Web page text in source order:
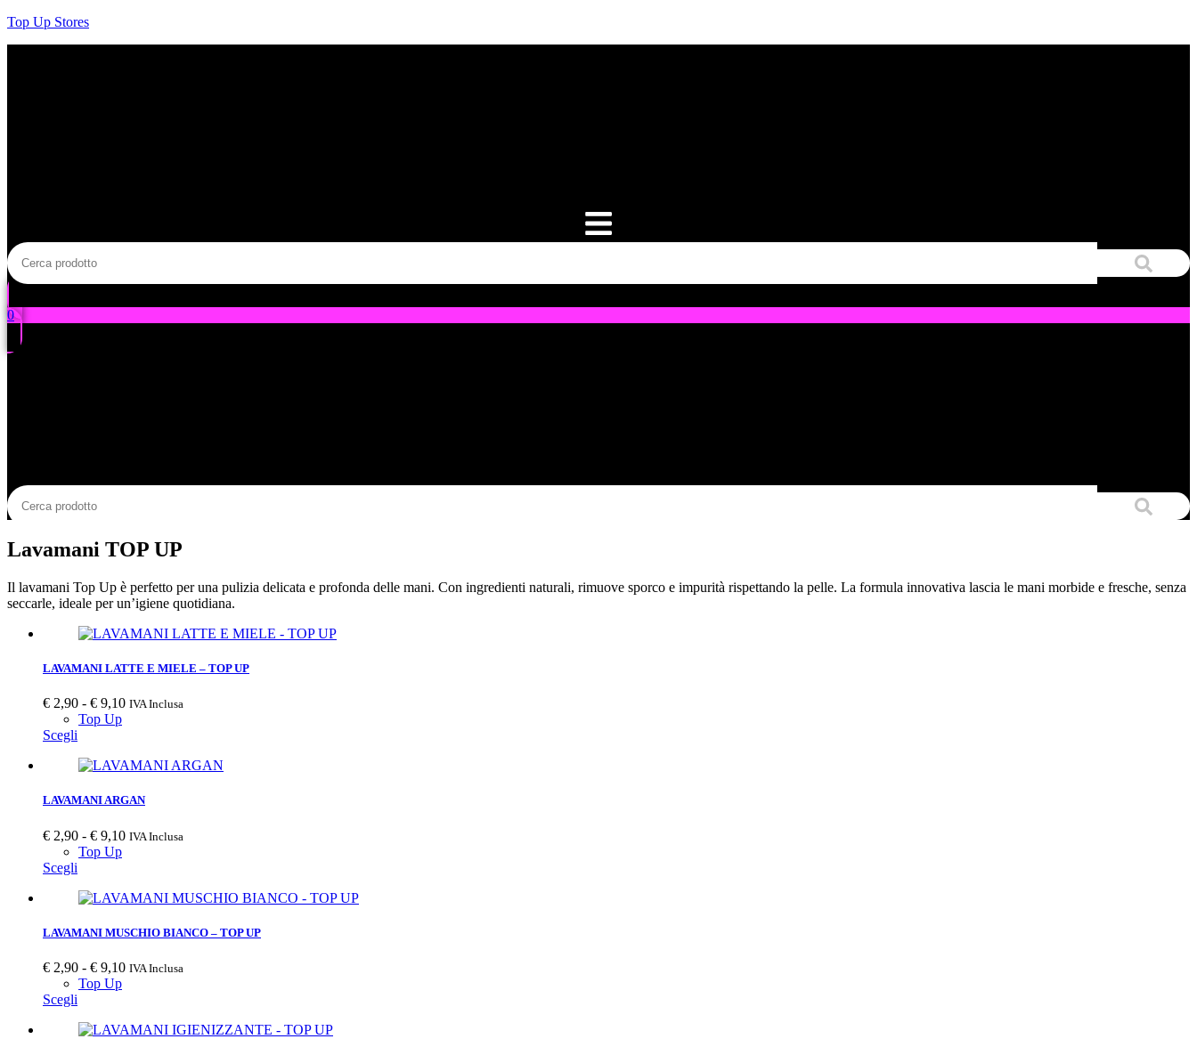
Salta
Top Up Stores
0
Lavamani TOP UP
Il lavamani Top Up è perfetto per una pulizia delicata e profonda delle mani. Con ingredienti naturali, rimuove sporco e impurità rispettando la pelle. La formula innovativa lascia le mani morbide e fresche, senza
seccarle, ideale per un’igiene quotidiana.
LAVAMANI LATTE E MIELE – TOP UP
€ 2,90 - € 9,10Fascia
€ 2,90
€ 9,10
IVA Inclusa
Top Up
Scegli
ha
varianti.
opzioni
possono
essere
scelte
nella
del
prodotto
LAVAMANI ARGAN
€ 2,90 - € 9,10Fascia
€ 2,90
€ 9,10
IVA Inclusa
Top Up
Scegli
ha
varianti.
opzioni
possono
essere
scelte
nella
LAVAMANI MUSCHIO BIANCO – TOP UP
€ 2,90 - € 9,10Fascia
€ 2,90
IVA Inclusa
Top Up
Scegli
ha